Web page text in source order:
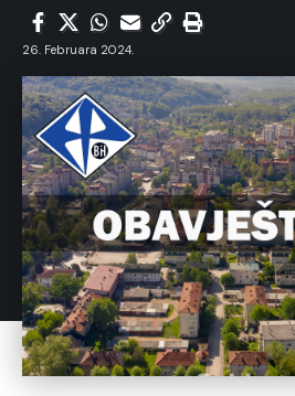
26. Februara 2024.